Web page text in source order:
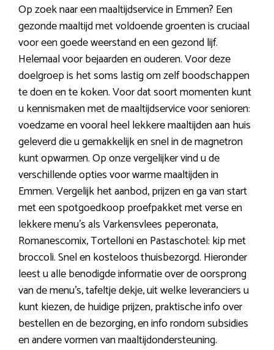
Op zoek naar een maaltijdservice in Emmen? Een
gezonde maaltijd met voldoende groenten is cruciaal
voor een goede weerstand en een gezond lijf.
Helemaal voor bejaarden en ouderen. Voor deze
doelgroep is het soms lastig om zelf boodschappen
te doen en te koken. Voor dat soort momenten kunt
u kennismaken met de maaltijdservice voor senioren:
voedzame en vooral heel lekkere maaltijden aan huis
geleverd die u gemakkelijk en snel in de magnetron
kunt opwarmen. Op onze vergelijker vind u de
verschillende opties voor warme maaltijden in
Emmen. Vergelijk het aanbod, prijzen en ga van start
met een spotgoedkoop proefpakket met verse en
lekkere menu’s als Varkensvlees peperonata,
Romanescomix, Tortelloni en Pastaschotel: kip met
broccoli. Snel en kosteloos thuisbezorgd. Hieronder
leest u alle benodigde informatie over de oorsprong
van de menu’s, tafeltje dekje, uit welke leveranciers u
kunt kiezen, de huidige prijzen, praktische info over
bestellen en de bezorging, en info rondom subsidies
en andere vormen van maaltijdondersteuning.